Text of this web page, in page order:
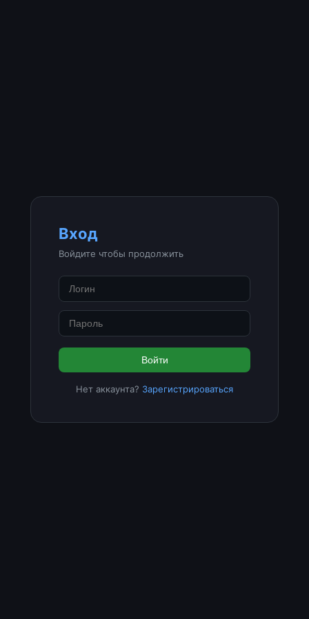
Вход
Войдите чтобы продолжить
Войти
Нет аккаунта? Зарегистрироваться